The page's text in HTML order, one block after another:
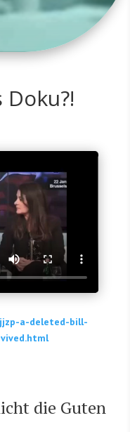
a-deleted-bill-
die Guten